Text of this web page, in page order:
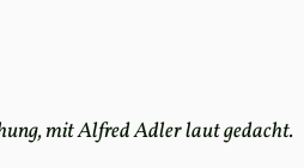
mit Alfred Adler laut gedacht.